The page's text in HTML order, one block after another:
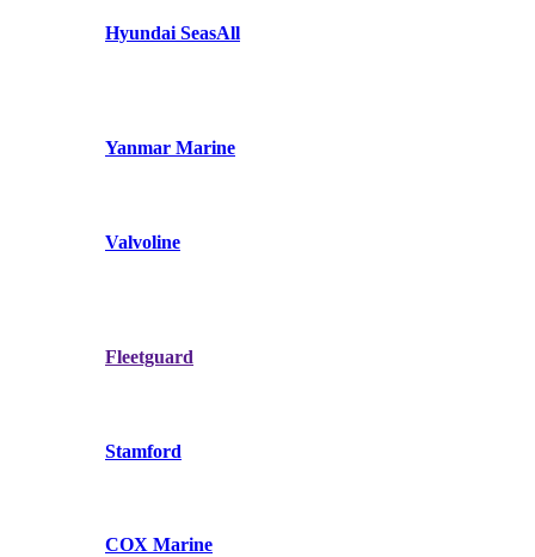
Hyundai SeasAll
Yanmar Marine
Valvoline
Fleetguard
Stamford
COX Marine